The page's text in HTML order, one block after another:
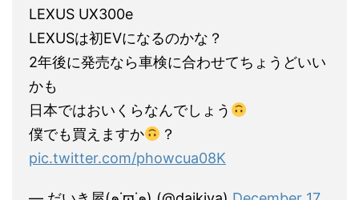
LEXUS UX300e
LEXUSは初EVになるのかな？
2年後に発売なら車検に合わせてちょうどいい
かも
日本ではおいくらなんでしょう
僕でも買えますか
？
pic.twitter.com/phowcua08K